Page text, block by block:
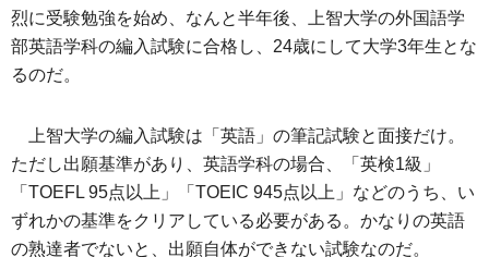
烈に受験勉強を始め、なんと半年後、上智大学の外国語学
部英語学科の編入試験に合格し、24歳にして大学3年生とな
るのだ。
上智大学の編入試験は「英語」の筆記試験と面接だけ。
ただし出願基準があり、英語学科の場合、「英検1級」
「TOEFL 95点以上」「TOEIC 945点以上」などのうち、い
ずれかの基準をクリアしている必要がある。かなりの英語
の熟達者でないと、出願自体ができない試験なのだ。